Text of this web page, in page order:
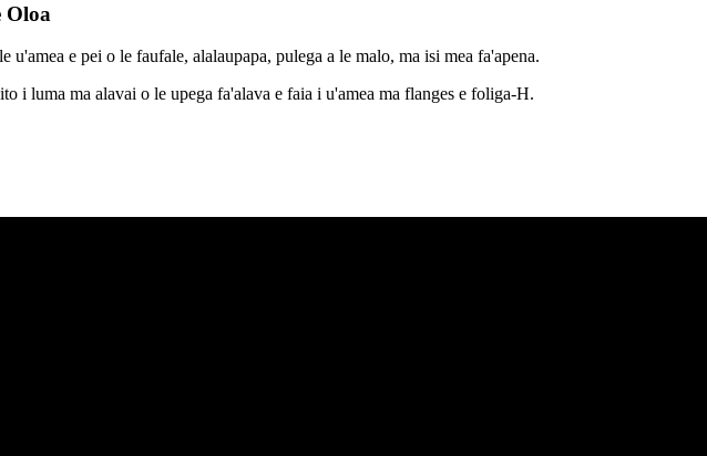
Oloa
e pei o le faufale, alalaupapa, pulega a le malo, ma isi mea fa'apena.
i luma ma alavai o le upega fa'alava e faia i u'amea ma flanges e foliga-H.